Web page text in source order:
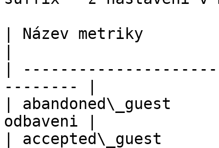
| Název metriky
|
-------- |
|
odbaveni |
| accepted\_guest